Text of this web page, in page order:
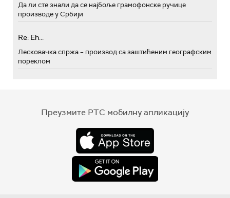
Да ли сте знали да се најбоље грамофонске ручице
производе у Србији
Re: Eh...
Лесковачка спржа – производ са заштићеним географским
пореклом
Преузмите РТС мобилну апликацију